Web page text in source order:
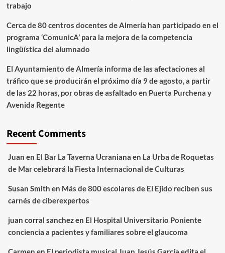
trabajo
Cerca de 80 centros docentes de Almería han participado en el
programa ‘ComunicA’ para la mejora de la competencia
lingüística del alumnado
El Ayuntamiento de Almería informa de las afectaciones al
tráfico que se producirán el próximo día 9 de agosto, a partir
de las 22 horas, por obras de asfaltado en Puerta Purchena y
Avenida Regente
Recent Comments
Juan en El Bar La Taverna Ucraniana en La Urba de Roquetas
de Mar celebrará la Fiesta Internacional de Culturas
Susan Smith en Más de 800 escolares de El Ejido reciben sus
carnés de ciberexpertos
juan corral sanchezen El Hospital Universitario Poniente
conciencia a pacientes y familiares sobre el glaucoma